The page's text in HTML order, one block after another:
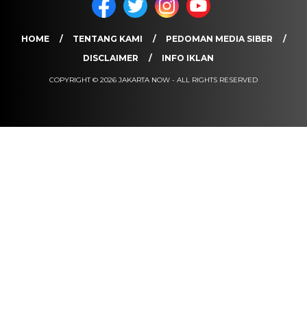
HOME TENTANG KAMI
PEDOMAN MEDIA SIBER
DISCLAIMER
INFO IKLAN
COPYRIGHT © 2026 JAKARTA NOW - ALL RIGHTS RESERVED